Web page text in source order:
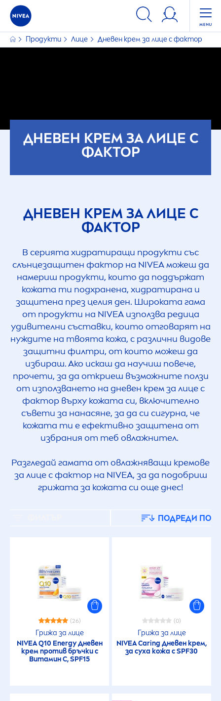
Продукти Лице Дневен крем за лице с фактор
ДНЕВЕН КРЕМ ЗА ЛИЦЕ С
ФАКТОР
ДНЕВЕН КРЕМ ЗА ЛИЦЕ С
ФАКТОР
В серията хидратиращи продукти със
слънцезащитен фактор на NIVEAможеш да
намериш продукти, които да поддържат
кожата ти подхранена, хидратирана и
защитена през целия ден. Широката гама
от продукти на NIVEAизползва редица
удивителни съставки, които отговарят на
нуждите на твоята кожа, с различни видове
защитни филтри, от които можеш да
избираш. Ако искаш да научиш повече,
прочети, за да откриеш възможните ползи
от използването на дневен крем за лице с
фактор върху кожата си, включително
съвети за нанасяне, за да си сигурна, че
кожата ти е ефективно защитена от
избрания от теб овлажнител.
Разгледай гамата от овлажняващи кремове
за лице с фактор на NIVEA, за да подобриш
грижата за кожата си още днес!
ПОДРЕДИ ПО
ФИЛТРИ
(26)
Грижа за лице
NIVEAQ10 Energy Дневен
крем против бръчки с
Витамин С, SPF15
(0)
Грижа за лице
NIVEACaring Дневен крем,
за суха кожа с SPF30